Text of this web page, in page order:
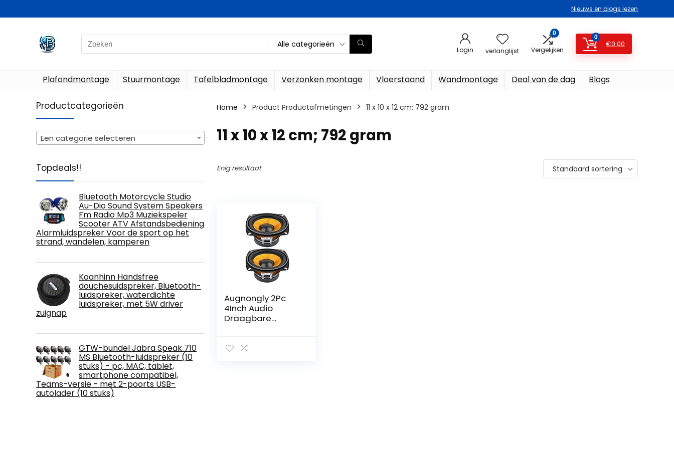
Nieuws en blogs lezen
Search
for:
Alle categorieën
Login verlanglijst
0
Vergelijken
0
€0.00
Plafondmontage Stuurmontage Tafelbladmontage Verzonken montage Vloerstaand Wandmontage Deal van de dag Blogs
Productcategorieën
Een categorie selecteren
Topdeals!!
Bluetooth Motorcycle Studio
Au-Dio Sound System Speakers
Fm Radio Mp3 Muziekspeler
Scooter ATV Afstandsbediening
Alarmluidspreker Voor de sport op het
strand, wandelen, kamperen
Koanhinn Handsfree
douchesuidspreker, Bluetooth-
luidspreker, waterdichte
luidspreker, met 5W driver
zuignap
GTW-bundel Jabra Speak 710
MS Bluetooth-luidspreker (10
stuks) - pc, MAC, tablet,
smartphone compatibel,
Teams-versie - met 2-poorts USB-
autolader (10 stuks)
Home Product Productafmetingen ‎11 x 10 x 12 cm; 792 gram
‎11 x 10 x 12 cm; 792 gram
Enig resultaat Standaard sortering
Augnongly 2Pc
4Inch Audio
Draagbare
Luidspreker DIY